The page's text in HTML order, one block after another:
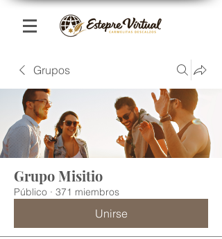
Grupos
Grupo Misitio
Público · 371 miembros
Unirse